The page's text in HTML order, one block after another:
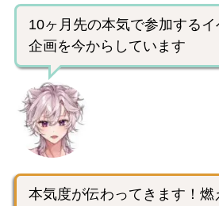
10ヶ月先の本気で参加する
企画を今からしています
本気度が伝わってきます！燃